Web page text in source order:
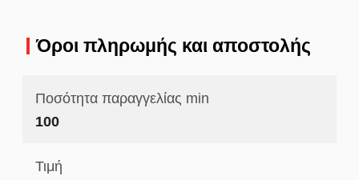
Όροι πληρωμής και αποστολής
Ποσότητα παραγγελίας min
100
Τιμή